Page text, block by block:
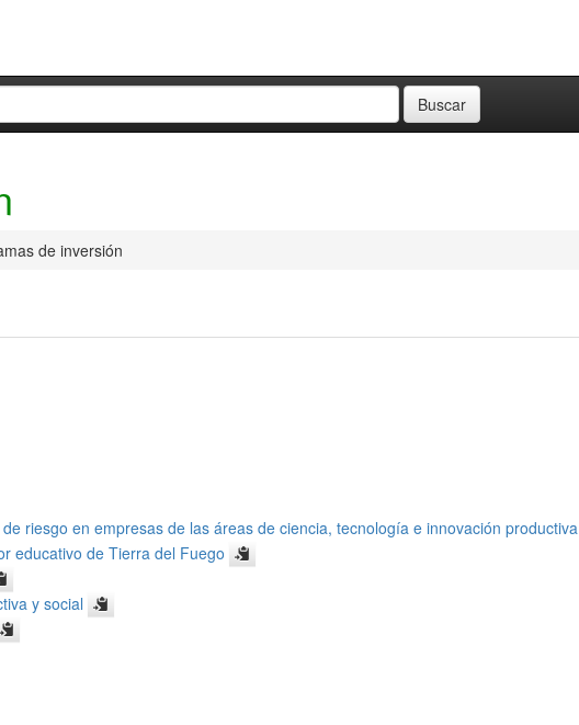
de inversión
riesgo en empresas de las áreas de ciencia, tecnología e innovación productiva
educativo de Tierra del Fuego
y social